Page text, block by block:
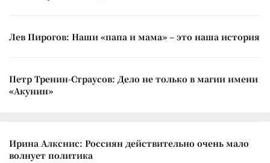
Лев Пирогов: Наши «папа и мама» – это наша история
Петр Тренин-Страусов: Дело не только в магии имени
«Акунин»
Ирина Алкснис: Россиян действительно очень мало
волнует политика